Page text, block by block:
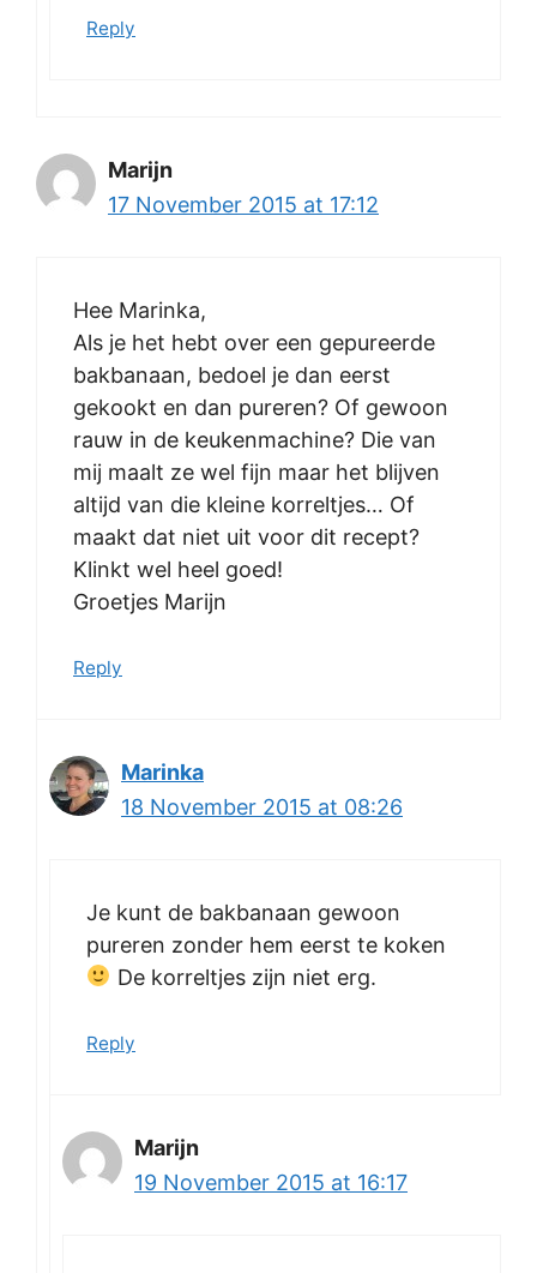
Reply
Marijn
17 November 2015 at 17:12
Hee Marinka,
Als je het hebt over een gepureerde
bakbanaan, bedoel je dan eerst
gekookt en dan pureren? Of gewoon
rauw in de keukenmachine? Die van
mij maalt ze wel fijn maar het blijven
altijd van die kleine korreltjes… Of
maakt dat niet uit voor dit recept?
Klinkt wel heel goed!
Groetjes Marijn
Reply
Marinka
18 November 2015 at 08:26
Je kunt de bakbanaan gewoon
pureren zonder hem eerst te koken
De korreltjes zijn niet erg.
Reply
Marijn
19 November 2015 at 16:17